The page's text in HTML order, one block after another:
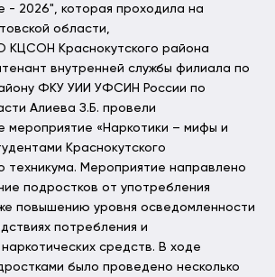
- 2026", которая проходила на
области,
КЦСОН Краснокутского района
внутренней службы филиала по
ФКУ УИИ УФСИН России по
Алиева З.Б. провели
мероприятие «Наркотики – мифы и
Краснокутского
техникума. Мероприятие направлено
подростков от употребления
повышению уровня осведомленности
потребления и
средств. В ходе
было проведено несколько